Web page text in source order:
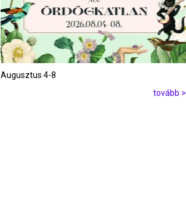
Augusztus 4-8
tovább >